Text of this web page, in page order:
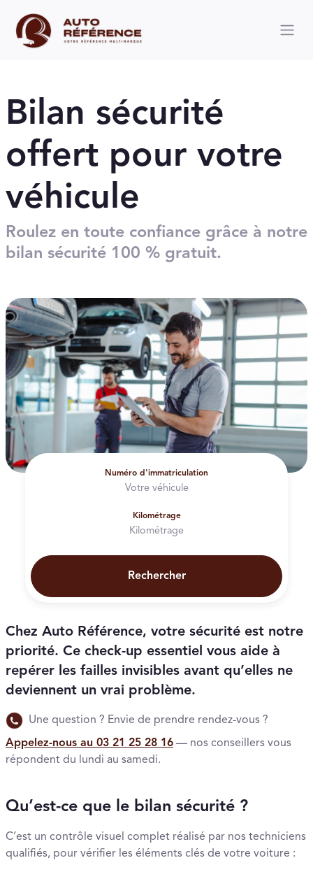
Bilan sécurité
offert pour votre
véhicule
Roulez en toute confiance grâce à notre
bilan sécurité 100 % gratuit.
Numéro d'immatriculation
Kilométrage
Rechercher
Chez Auto Référence, votre sécurité est notre
priorité. Ce check-up essentiel vous aide à
repérer les failles invisibles avant qu’elles ne
deviennent un vrai problème.
Une question ? Envie de prendre rendez-vous ?
Appelez-nous au 03 21 25 28 16 — nos conseillers vous
répondent du lundi au samedi.
Qu’est-ce que le bilan sécurité ?
C’est un contrôle visuel complet réalisé par nos techniciens
qualifiés, pour vérifier les éléments clés de votre voiture :